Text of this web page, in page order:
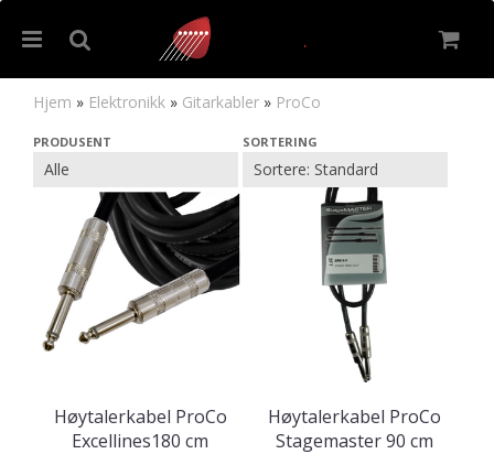
Hjem » Elektronikk » Gitarkabler » ProCo
PRODUSENT SORTERING
ProCo
Høytalerkabel ProCo
Excellines180 cm
Høytalerkabel ProCo
Stagemaster 90 cm
Trykk ENTER for å søke